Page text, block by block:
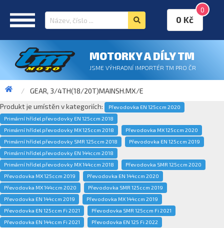
0
0 Kč
MOTORKY A DÍLY TM
JSME VÝHRADNÍ IMPORTÉR TM PRO ČR
GEAR, 3/4TH(18/20T)MAINSH.MX/E
Produkt je umístěn v kategoriích:
Převodovka EN 125ccm 2020
Primární hřídel převodovky EN 125ccm 2018
Primární hřídel převodovky MX 125ccm 2018
Převodovka MX 125ccm 2020
Primární hřídel převodovky SMR 125ccm 2018
Převodovka EN 125ccm 2019
Primární hřídel převodovky EN 144ccm 2018
Primární hřídel převodovky MX 144ccm 2018
Převodovka SMR 125ccm 2020
Převodovka MX 125ccm 2019
Převodovka EN 144ccm 2020
Převodovka MX 144ccm 2020
Převodovka SMR 125ccm 2019
Převodovka EN 144ccm 2019
Převodovka MX 144ccm 2019
Převodovka EN 125ccm Fi 2021
Převodovka SMR 125ccm Fi 2021
Převodovka EN 144ccm Fi 2021
Převodovka EN 125 Fi 2022